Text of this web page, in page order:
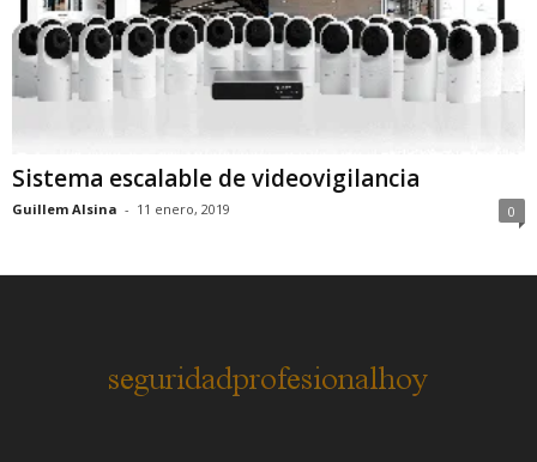
Sistema escalable de videovigilancia
Guillem Alsina - 11 enero, 2019 0